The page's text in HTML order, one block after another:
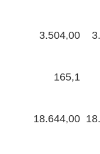
3.504,00
165,1
18.644,00